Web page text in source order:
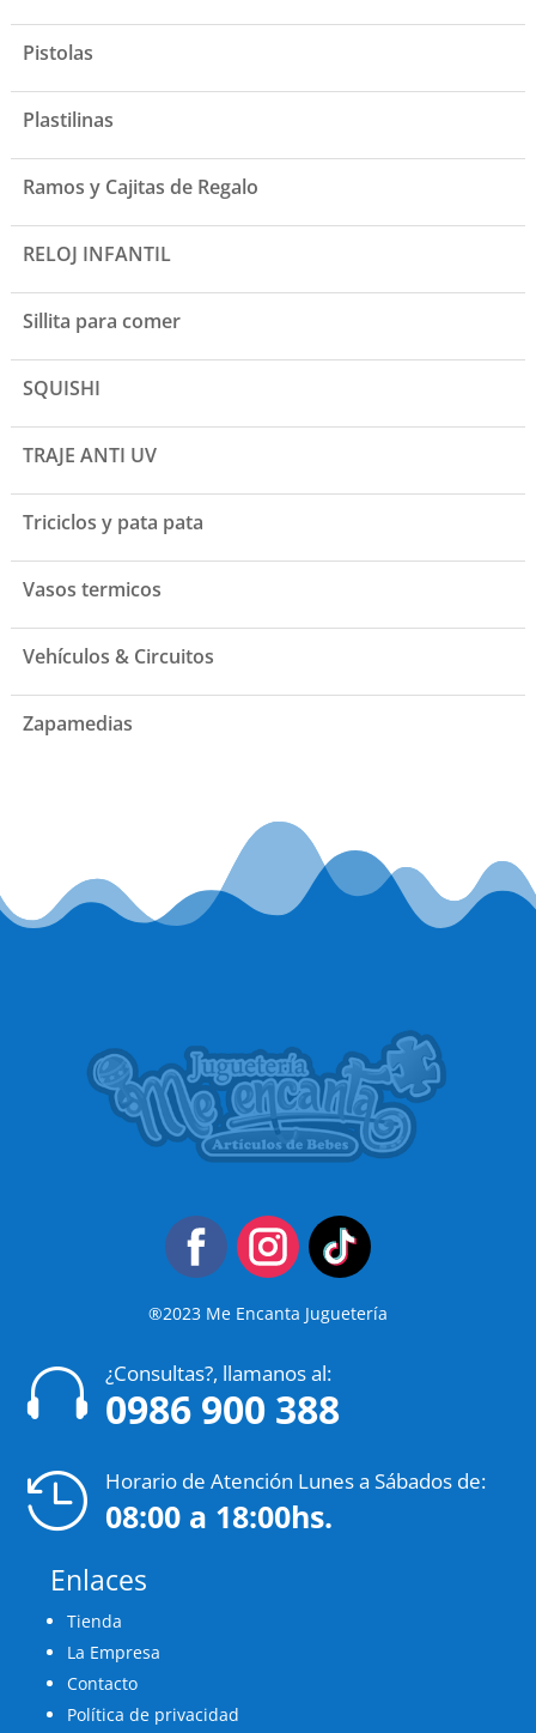
Pistolas
Plastilinas
Ramos y Cajitas de Regalo
RELOJ INFANTIL
Sillita para comer
SQUISHI
TRAJE ANTI UV
Triciclos y pata pata
Vasos termicos
Vehículos & Circuitos
Zapamedias
®2023 Me Encanta Juguetería
 ¿Consultas?, llamanos al:
0986 900 388
 Horario de Atención Lunes a Sábados de:
08:00 a 18:00hs.
Enlaces
Tienda
La Empresa
Contacto
Política de privacidad